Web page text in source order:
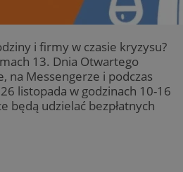
i firmy w czasie kryzysu?
13. Dnia Otwartego
na Messengerze i podczas
listopada w godzinach 10-16
będą udzielać bezpłatnych